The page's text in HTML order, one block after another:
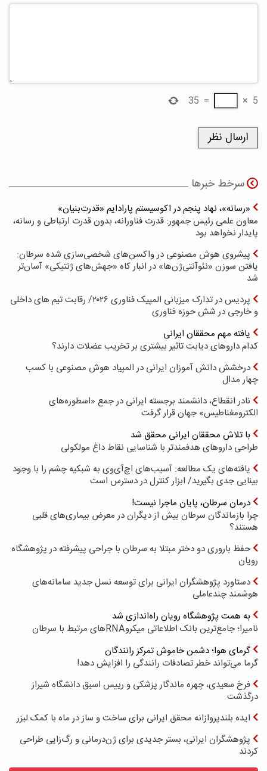
5
×
=
35
سرخط خبرها
«رسانه»، نهاد پنجم در اکوسیستم پارادایم «قدرت‌بنیان»
معاون علمی رئیس جمهور: قدرت فناورانه، بدون قدرت ارتباطی و رسانه،
پایدار نخواهد بود
پیشروی هوش مصنوعی در واکسن‌های شخصی‌سازی شده سرطان:
یافتن سوزن «نئوآنتی‌ژن‌ها» در انبار کاه «جهش‌های ژنتیکی» آسان‌تر
شد
پردیس در تدارک میزبانی المپیک فناوری ۲۰۲۶/ رقابت تیم های داخلی
و خارجی در شش حوزه فناوری
یافته مهم محققان ایرانی
کدام داروهای دیابت تاثیر بیشتری بر تخریب عضلات دارند؟
درخشش دانش آموزان ایرانی در المپیاد هوش مصنوعی با کسب
چهار مدال
نادر انقطاع، دانشمند برجسته ایرانی در جمع «اسطوره‌های
الکترومغناطیس» جهان قرار گرفت
با تلاش محققان ایرانی محقق شد
طراحی داروهای هدفمندتر با شناسایی نقاط داغ مولکولی
یافته‌های یک مطالعه: آسیب‌های اچ‌آی‌وی به شبکیه چشم را با وجود
بینایی جدی بگیرید/ ابزار کنترل در دسترس است
درمان سرطان، پایان ماجرا نیست!
چرا بازماندگان سرطان بیش از دیگران در معرض بیماری‌های قلبی
هستند؟
حفظ باروری دو دختر مبتلا به سرطان با جراحی پیشرفته در پژوهشگاه
رویان
دستاورد پژوهشگران ایرانی برای توسعه نسل جدید سامانه‌های
هوشمند چندعاملی
به همت پژوهشگاه رویان راه‌اندازی شد
نامیرا؛ جامع‌ترین بانک اطلاعاتی میکروRNAهای مرتبط با سرطان
گرمای هوا؛ دشمن خاموش تمرکز رانندگان
گرما می‌تواند خطر تصادفات رانندگی را افزایش دهد!
فرخ سعیدی، چهره ماندگار پزشکی و رییس اسبق دانشگاه شیراز
درگذشت
ایده بلندپروازانه محقق ایرانی برای ساخت و ساز در ماه با کمک لیزر
پژوهشگران ایرانی، بستر جدیدی برای ژن‌درمانی و رگ‌زایی طراحی
کردند